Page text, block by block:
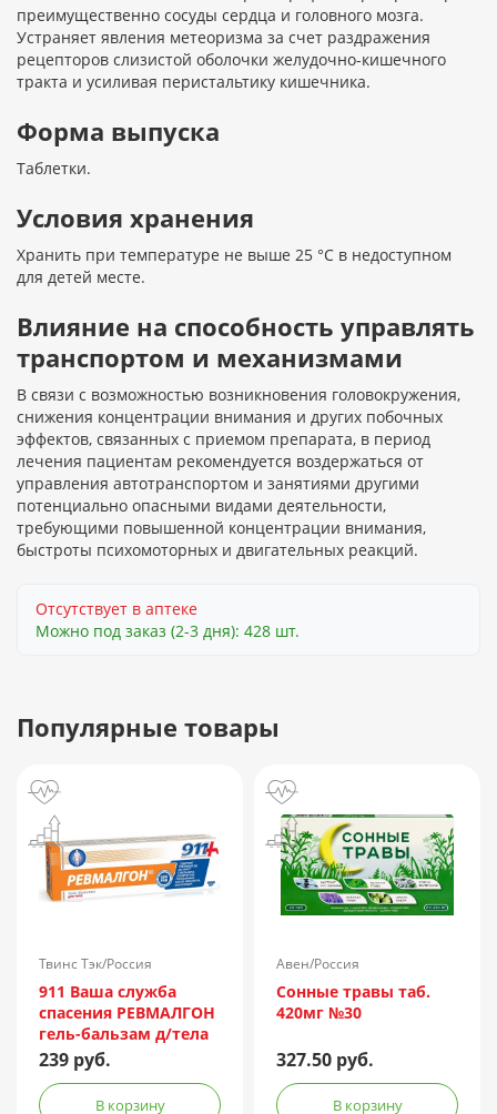
преимущественно сосуды сердца и головного мозга.
Устраняет явления метеоризма за счет раздражения
рецепторов слизистой оболочки желудочно-кишечного
тракта и усиливая перистальтику кишечника.
Форма выпуска
Таблетки.
Условия хранения
Хранить при температуре не выше 25 °С в недоступном
для детей месте.
Влияние на способность управлять
транспортом и механизмами
В связи с возможностью возникновения головокружения,
снижения концентрации внимания и других побочных
эффектов, связанных с приемом препарата, в период
лечения пациентам рекомендуется воздержаться от
управления автотранспортом и занятиями другими
потенциально опасными видами деятельности,
требующими повышенной концентрации внимания,
быстроты психомоторных и двигательных реакций.
Отсутствует в аптеке
Можно под заказ (2-3 дня): 428 шт.
Популярные товары
Твинс Тэк/Россия
911 Ваша служба
спасения РЕВМАЛГОН
гель-бальзам д/тела
100мл
239 руб.
В корзину
Авен/Россия
Сонные травы таб.
420мг №30
327.50 руб.
В корзину